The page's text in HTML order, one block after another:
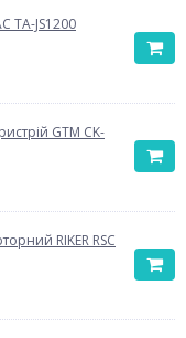
TA-JS1200
GTM CK-
RIKER RSC